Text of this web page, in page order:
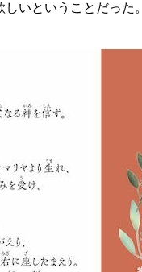
いということだった。